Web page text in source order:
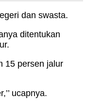
dan swasta.
ditentukan
15 persen jalur
ucapnya.